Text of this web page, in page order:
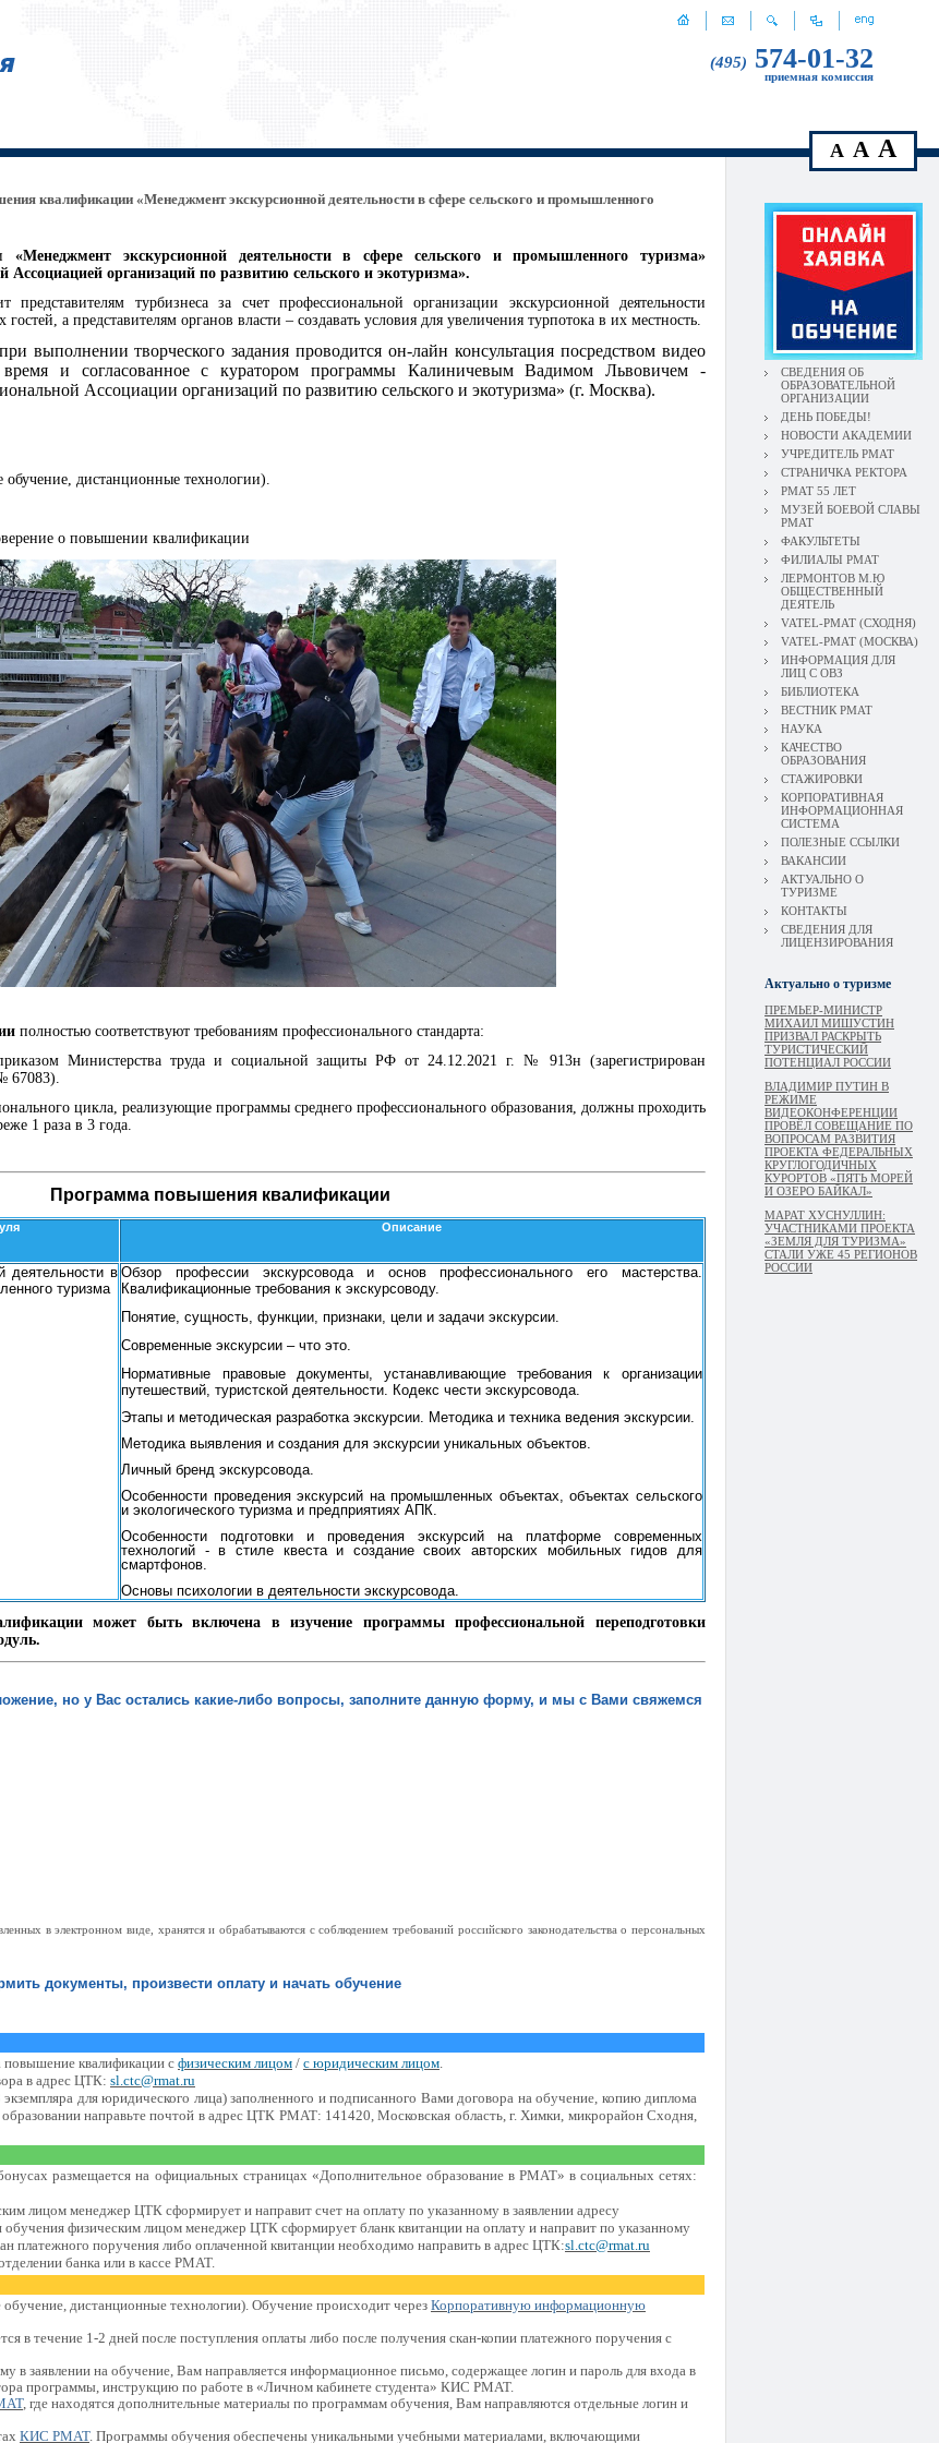
(495) 574-01-32
приемная комиссия
A A A
квалификации «Менеджмент экскурсионной деятельности в сфере сельского и промышленного
«Менеджмент экскурсионной деятельности в сфере сельского и промышленного туризма»
Ассоциацией организаций по развитию сельского и экотуризма».
турбизнеса за счет профессиональной организации экскурсионной деятельности
а представителям органов власти – создавать условия для увеличения турпотока в их местность.
выполнении творческого задания проводится он-лайн консультация посредством видео
и согласованное с куратором программы Калиничевым Вадимом Львовичем -
Ассоциации организаций по развитию сельского и экотуризма» (г. Москва).
обучение, дистанционные технологии).
о повышении квалификации
полностью соответствуют требованиям профессионального стандарта:
Министерства труда и социальной защиты РФ от 24.12.2021 г. № 913н (зарегистрирован
67083).
цикла, реализующие программы среднего профессионального образования, должны проходить
1 раза в 3 года.
Программа повышения квалификации
Описание
деятельности в
туризма
Обзор профессии экскурсовода и основ профессионального его мастерства.
Квалификационные требования к экскурсоводу.
Понятие, сущность, функции, признаки, цели и задачи экскурсии.
Современные экскурсии – что это.
Нормативные правовые документы, устанавливающие требования к организации
путешествий, туристской деятельности. Кодекс чести экскурсовода.
Этапы и методическая разработка экскурсии. Методика и техника ведения экскурсии.
Методика выявления и создания для экскурсии уникальных объектов.
Личный бренд экскурсовода.
Особенности проведения экскурсий на промышленных объектах, объектах сельского
и экологического туризма и предприятиях АПК.
Особенности подготовки и проведения экскурсий на платформе современных
технологий - в стиле квеста и создание своих авторских мобильных гидов для
смартфонов.
Основы психологии в деятельности экскурсовода.
может быть включена в изучение программы профессиональной переподготовки
но у Вас остались какие-либо вопросы, заполните данную форму, и мы с Вами свяжемся
в электронном виде, хранятся и обрабатываются с соблюдением требований российского законодательства о персональных
документы, произвести оплату и начать обучение
повышение квалификации с физическим лицом / с юридическим лицом.
в адрес ЦТК: sl.ctc@rmat.ru
для юридического лица) заполненного и подписанного Вами договора на обучение, копию диплома
направьте почтой в адрес ЦТК РМАТ: 141420, Московская область, г. Химки, микрорайон Сходня,
размещается на официальных страницах «Дополнительное образование в РМАТ» в социальных сетях:
лицом менеджер ЦТК сформирует и направит счет на оплату по указанному в заявлении адресу
физическим лицом менеджер ЦТК сформирует бланк квитанции на оплату и направит по указанному
платежного поручения либо оплаченной квитанции необходимо направить в адрес ЦТК:sl.ctc@rmat.ru
банка или в кассе РМАТ.
дистанционные технологии). Обучение происходит через Корпоративную информационную
в течение 1-2 дней после поступления оплаты либо после получения скан-копии платежного поручения с
в заявлении на обучение, Вам направляется информационное письмо, содержащее логин и пароль для входа в
программы, инструкцию по работе в «Личном кабинете студента» КИС РМАТ.
, где находятся дополнительные материалы по программам обучения, Вам направляются отдельные логин и
КИС РМАТ. Программы обучения обеспечены уникальными учебными материалами, включающими
СВЕДЕНИЯ ОБ
ОБРАЗОВАТЕЛЬНОЙ
ОРГАНИЗАЦИИ
ДЕНЬ ПОБЕДЫ!
НОВОСТИ АКАДЕМИИ
УЧРЕДИТЕЛЬ РМАТ
СТРАНИЧКА РЕКТОРА
РМАТ 55 ЛЕТ
МУЗЕЙ БОЕВОЙ СЛАВЫ
РМАТ
ФАКУЛЬТЕТЫ
ФИЛИАЛЫ РМАТ
ЛЕРМОНТОВ М.Ю
ОБЩЕСТВЕННЫЙ
ДЕЯТЕЛЬ
VATEL-РМАТ (СХОДНЯ)
VATEL-РМАТ (МОСКВА)
ИНФОРМАЦИЯ ДЛЯ
ЛИЦ С ОВЗ
БИБЛИОТЕКА
ВЕСТНИК РМАТ
НАУКА
КАЧЕСТВО
ОБРАЗОВАНИЯ
СТАЖИРОВКИ
КОРПОРАТИВНАЯ
ИНФОРМАЦИОННАЯ
СИСТЕМА
ПОЛЕЗНЫЕ ССЫЛКИ
ВАКАНСИИ
АКТУАЛЬНО О
ТУРИЗМЕ
КОНТАКТЫ
СВЕДЕНИЯ ДЛЯ
ЛИЦЕНЗИРОВАНИЯ
Актуально о туризме
ПРЕМЬЕР-МИНИСТР
МИХАИЛ МИШУСТИН
ПРИЗВАЛ РАСКРЫТЬ
ТУРИСТИЧЕСКИЙ
ПОТЕНЦИАЛ РОССИИ
ВЛАДИМИР ПУТИН В
РЕЖИМЕ
ВИДЕОКОНФЕРЕНЦИИ
ПРОВЁЛ СОВЕЩАНИЕ ПО
ВОПРОСАМ РАЗВИТИЯ
ПРОЕКТА ФЕДЕРАЛЬНЫХ
КРУГЛОГОДИЧНЫХ
КУРОРТОВ «ПЯТЬ МОРЕЙ
И ОЗЕРО БАЙКАЛ»
МАРАТ ХУСНУЛЛИН:
УЧАСТНИКАМИ ПРОЕКТА
«ЗЕМЛЯ ДЛЯ ТУРИЗМА»
СТАЛИ УЖЕ 45 РЕГИОНОВ
РОССИИ